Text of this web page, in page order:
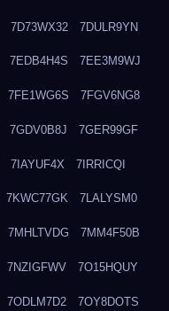
7D73WX32 7DULR9YN
7EDB4H4S 7EE3M9WJ
7FE1WG6S 7FGV6NG8
7GDV0B8J 7GER99GF
7IAYUF4X 7IRRICQI
7KWC77GK 7LALYSM0
7MHLTVDG 7MM4F50B
7NZIGFWV 7O15HQUY
7ODLM7D2 7OY8DOTS